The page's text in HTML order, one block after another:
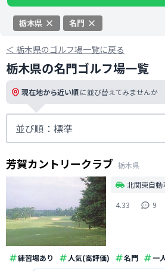
栃木県 名門
＜ 栃木県のゴルフ場一覧に戻る
栃木県の名門ゴルフ場一覧
現在地から近い順に並び替えてみませんか
芳賀カントリークラブ 栃木県
北関東自
4.33
9
練習場あり 人気(高評価) 名門 一